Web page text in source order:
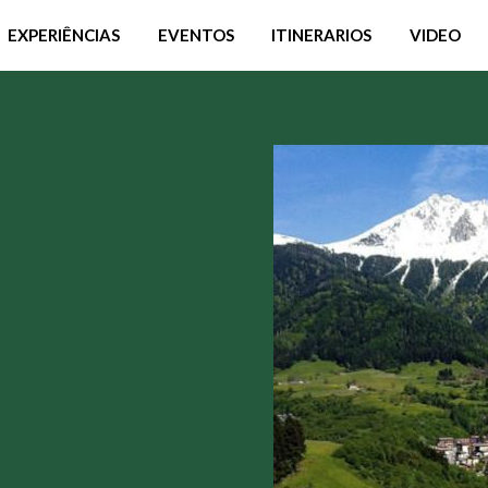
EXPERIÊNCIAS EVENTOS ITINERARIOS VIDEO